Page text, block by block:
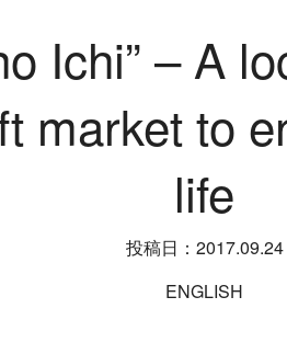
Ichi” – A
market to
life
投稿日：2017.09.24
ENGLISH